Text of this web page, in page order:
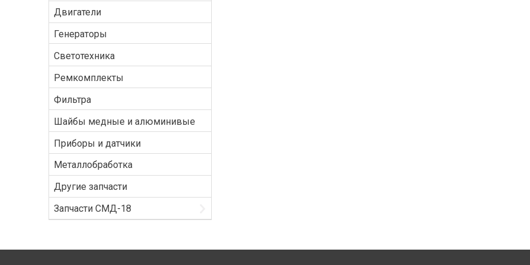
Двигатели
Генераторы
Светотехника
Ремкомплекты
Фильтра
Шайбы медные и алюминивые
Приборы и датчики
Металлобработка
Другие запчасти
Запчасти СМД-18